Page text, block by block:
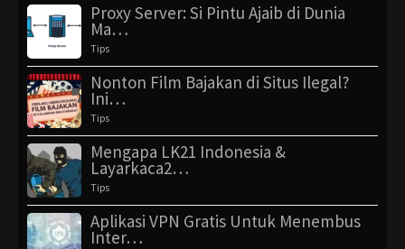
Proxy Server: Si Pintu Ajaib di Dunia
Ma…
Tips
Nonton Film Bajakan di Situs Ilegal?
Ini…
Tips
Mengapa LK21 Indonesia &
Layarkaca2…
Tips
Aplikasi VPN Gratis Untuk Menembus
Inter…